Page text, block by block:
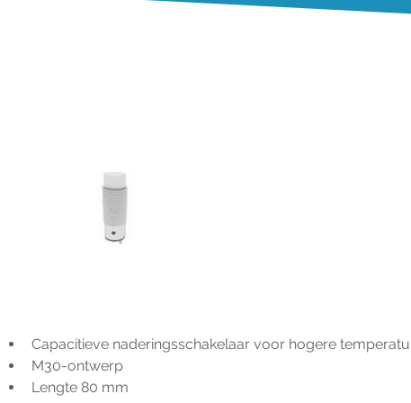
Capacitieve naderingsschakelaar voor hogere
M30-ontwerp
Lengte 80 mm